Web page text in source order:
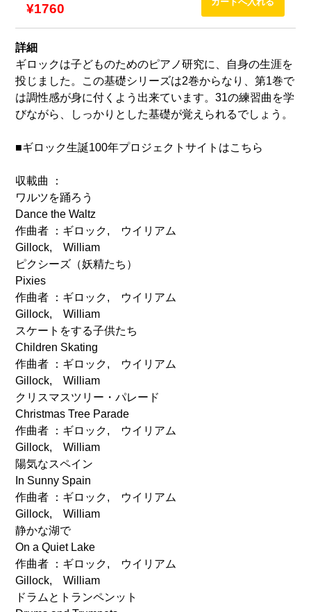
¥1760
詳細
ギロックは子どものためのピアノ研究に、自身の生涯を
投じました。この基礎シリーズは2巻からなり、第1巻で
は調性感が身に付くよう出来ています。31の練習曲を学
びながら、しっかりとした基礎が覚えられるでしょう。
■ギロック生誕100年プロジェクトサイトはこちら
収載曲 ：
ワルツを踊ろう
Dance the Waltz
作曲者 ：ギロック, ウイリアム
Gillock, William
ピクシーズ（妖精たち）
Pixies
作曲者 ：ギロック, ウイリアム
Gillock, William
スケートをする子供たち
Children Skating
作曲者 ：ギロック, ウイリアム
Gillock, William
クリスマスツリー・パレード
Christmas Tree Parade
作曲者 ：ギロック, ウイリアム
Gillock, William
陽気なスペイン
In Sunny Spain
作曲者 ：ギロック, ウイリアム
Gillock, William
静かな湖で
On a Quiet Lake
作曲者 ：ギロック, ウイリアム
Gillock, William
ドラムとトランペンット